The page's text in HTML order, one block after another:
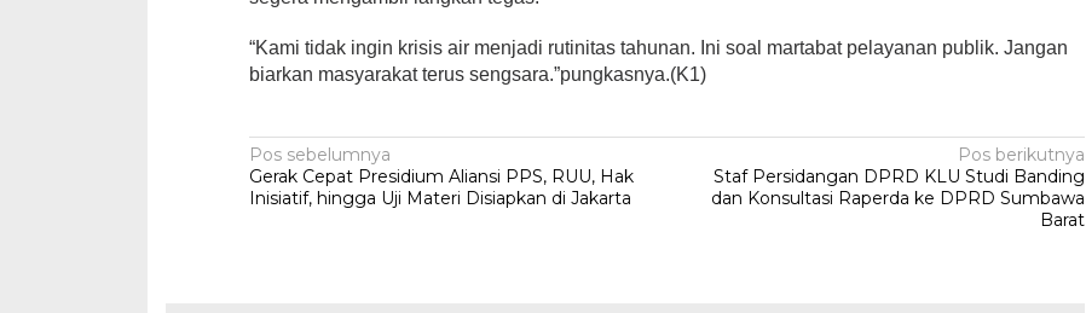
“Kami tidak ingin krisis air menjadi rutinitas tahunan. Ini soal martabat pelayanan publik. Jangan
biarkan masyarakat terus sengsara.”pungkasnya.(K1)
Navigasi
pos
Pos sebelumnya
Gerak Cepat Presidium Aliansi PPS, RUU, Hak
Inisiatif, hingga Uji Materi Disiapkan di Jakarta
Pos berikutnya
Staf Persidangan DPRD KLU Studi Banding
dan Konsultasi Raperda ke DPRD Sumbawa
Barat